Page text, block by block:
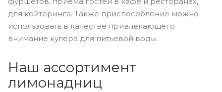
для кейтеринга. Также приспособление можно
использовать в качестве привлекающего
внимание кулера для питьевой воды.
Наш ассортимент
лимонадниц